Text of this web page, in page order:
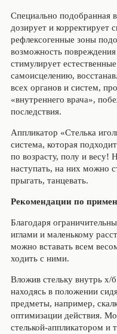
Специально подобранная
дозирует и корректирует
рефлексогенные зоны
возможность
стимулирует
самоисцелению,
всех органов и систем,
«внутреннего врача»,
последствия.
Аппликатор «Стелька
система, которая
по возрасту, полу и весу!
наступать, на них можно
прыгать, танцевать.
Рекомендации по
Благодаря
иглами и маленькому
можно вставать всем
ходить с ними.
Вложив стельку внутрь х/
находясь в положении
предметы, например,
оптимизации действия.
стелькой-аппликатором и